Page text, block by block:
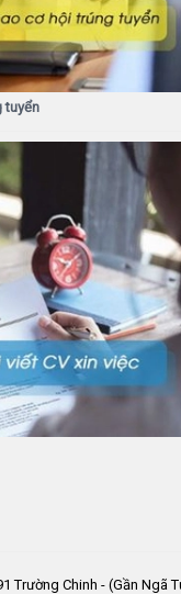
tuyển
Trường Chinh - (Gần Ngã